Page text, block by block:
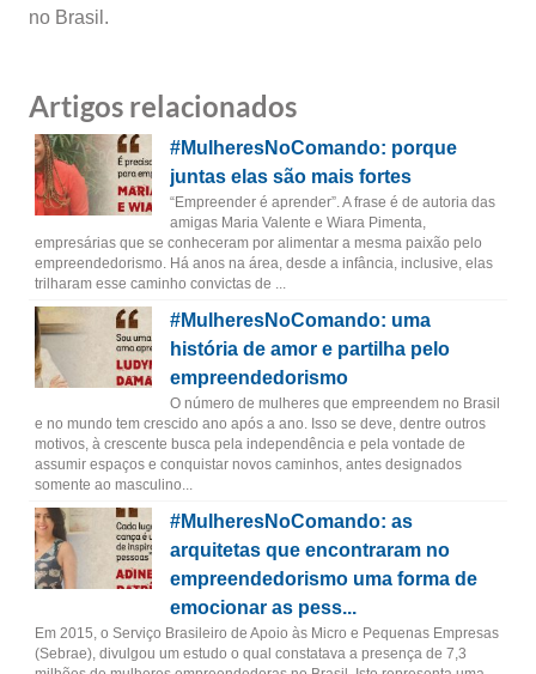
no Brasil.
Artigos relacionados
#MulheresNoComando: porque
juntas elas são mais fortes
“Empreender é aprender”. A frase é de autoria das
amigas Maria Valente e Wiara Pimenta,
empresárias que se conheceram por alimentar a mesma paixão pelo
empreendedorismo. Há anos na área, desde a infância, inclusive, elas
trilharam esse caminho convictas de ...
#MulheresNoComando: uma
história de amor e partilha pelo
empreendedorismo
O número de mulheres que empreendem no Brasil
e no mundo tem crescido ano após a ano. Isso se deve, dentre outros
motivos, à crescente busca pela independência e pela vontade de
assumir espaços e conquistar novos caminhos, antes designados
somente ao masculino...
#MulheresNoComando: as
arquitetas que encontraram no
empreendedorismo uma forma de
emocionar as pess...
Em 2015, o Serviço Brasileiro de Apoio às Micro e Pequenas Empresas
(Sebrae), divulgou um estudo o qual constatava a presença de 7,3